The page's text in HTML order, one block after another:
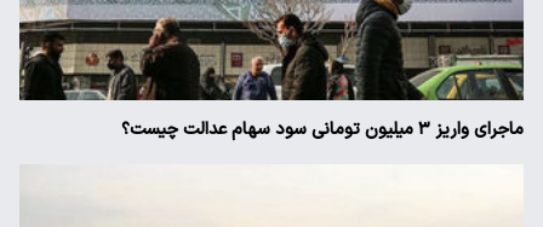
ماجرای واریز ۳ میلیون تومانی سود سهام عدالت چیست؟